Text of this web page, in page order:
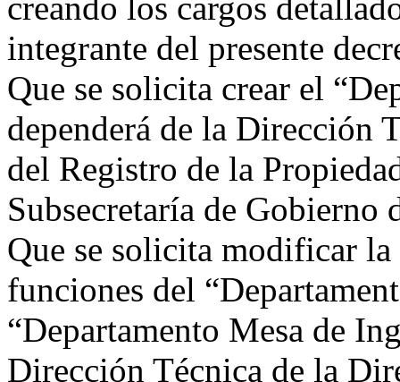
integrante del presente
Que se solicita crear el
dependerá de la Dirección
del Registro de la
Subsecretaría de
Que se solicita modificar
funciones del
“Departamento Mesa de
Dirección Técnica de la